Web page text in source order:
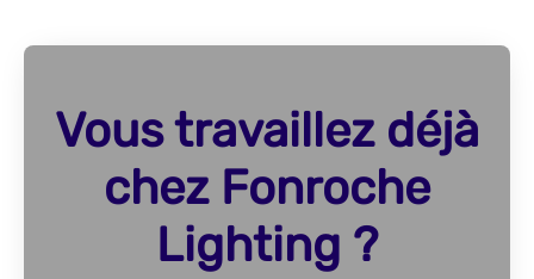
Vous travaillez déjà
chez Fonroche
Lighting ?